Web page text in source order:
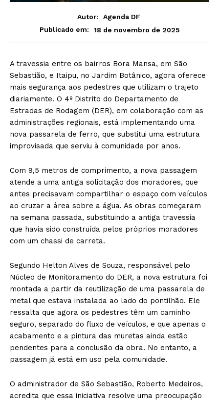
Autor:
Agenda DF
Publicado em:
18 de novembro de 2025
A travessia entre os bairros Bora Mansa, em São
Sebastião, e Itaipu, no Jardim Botânico, agora oferece
mais segurança aos pedestres que utilizam o trajeto
diariamente. O 4º Distrito do Departamento de
Estradas de Rodagem (DER), em colaboração com as
administrações regionais, está implementando uma
nova passarela de ferro, que substitui uma estrutura
improvisada que serviu à comunidade por anos.
Com 9,5 metros de comprimento, a nova passagem
atende a uma antiga solicitação dos moradores, que
antes precisavam compartilhar o espaço com veículos
ao cruzar a área sobre a água. As obras começaram
na semana passada, substituindo a antiga travessia
que havia sido construída pelos próprios moradores
com um chassi de carreta.
Segundo Helton Alves de Souza, responsável pelo
Núcleo de Monitoramento do DER, a nova estrutura foi
montada a partir da reutilização de uma passarela de
metal que estava instalada ao lado do pontilhão. Ele
ressalta que agora os pedestres têm um caminho
seguro, separado do fluxo de veículos, e que apenas o
acabamento e a pintura das muretas ainda estão
pendentes para a conclusão da obra. No entanto, a
passagem já está em uso pela comunidade.
O administrador de São Sebastião, Roberto Medeiros,
acredita que essa iniciativa resolve uma preocupação